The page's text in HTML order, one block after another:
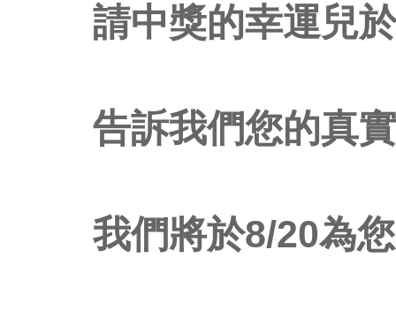
請中獎的幸運兒
告訴我們您的真
我們將於8/20為